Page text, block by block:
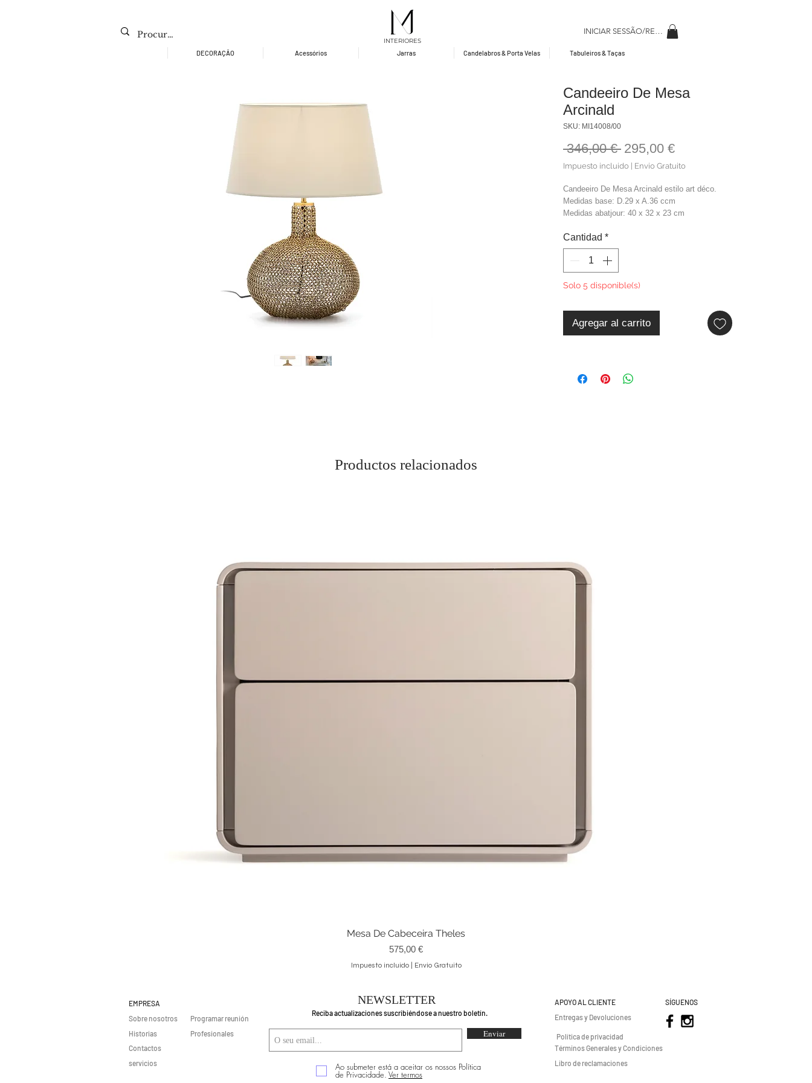
INTERIORES
INICIAR SESSÃO/REGISAR
DECORAÇÃO Acessórios Jarras Candelabros & Porta Velas Tabuleiros & Taças
Candeeiro De Mesa
Arcinald
SKU: MI14008/00
346,00 € Precio
295,00 €Precio
de
Impuesto incluido Envio Gratuito
Candeeiro De Mesa Arcinald estilo art déco.
Medidas base: D.29 x A.36 ccm
Medidas abatjour: 40 x 32 x 23 cm
Cor: Dourado + Branco
Peso: 3,55 Kg
Cantidad *
Solo 5 disponible(s)
Agregar al carrito
Productos relacionados
Vista rápida
Mesa De Cabeceira Theles
Precio
575,00 €
Impuesto incluido| Envio Gratuito
EMPRESA
Sobre nosotros
Historias
Contactos
Programar reunión
Profesionales
servicios
NEWSLETTER
Reciba actualizaciones suscribiéndose a nuestro boletín.
Enviar
Ao submeter está a aceitar os nossos Política
de Privacidade. Ver termos
APOYO AL CLIENTE
Entregas y Devoluciones
SÍGUENOS
Política de privacidad
Términos Generales y Condiciones
Libro de reclamaciones